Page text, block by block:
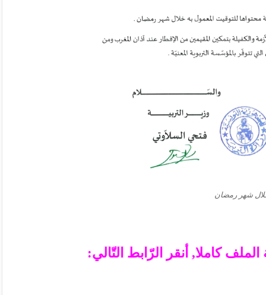
شهر رمضان
كاملا, أنقر الرّابط التّالي: